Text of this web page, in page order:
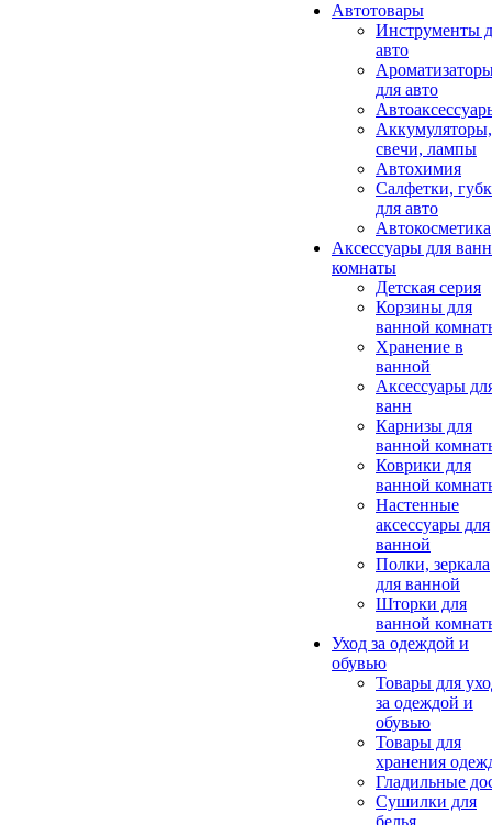
Автотовары
Инструменты
авто
для авто
Аккумуляторы,
свечи, лампы
Автохимия
Салфетки,
для авто
Автокосметика
Аксессуары для
комнаты
Детская серия
Корзины для
ванной
Хранение в
ванной
Аксессуары
ванн
Карнизы для
ванной
Коврики для
ванной
Настенные
аксессуары для
ванной
Полки, зеркала
для ванной
Шторки для
ванной
Уход за одеждой и
обувью
Товары для
за одеждой и
обувью
Товары для
хранения
Гладильные
Сушилки для
белья